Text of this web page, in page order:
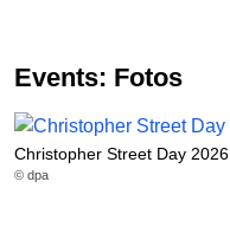
Events: Fotos
Christopher Street Day 2026
© dpa